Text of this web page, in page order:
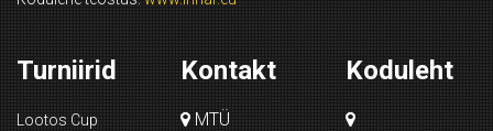
Turniirid
Lootos Cup
Kontakt
MTÜ
Koduleht